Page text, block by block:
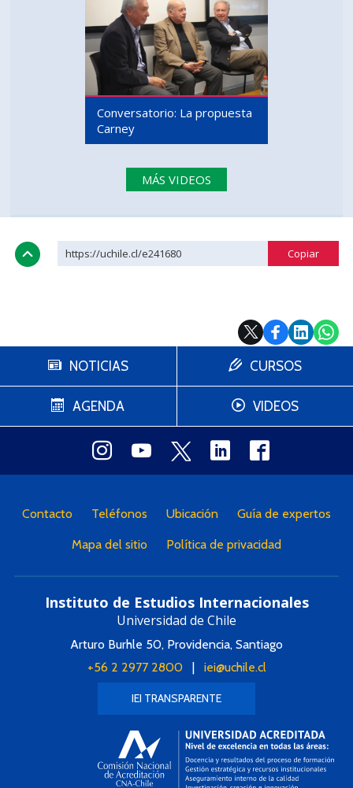
Conversatorio: La propuesta
Carney
MÁS VIDEOS
https://uchile.cl/e241680
NOTICIAS
AGENDA
CURSOS
VIDEOS
Contacto Teléfonos Ubicación Guía de expertos
Mapa del sitio Política de privacidad
Instituto de Estudios Internacionales
Universidad de Chile
Arturo Burhle 50, Providencia, Santiago
+56 2 2977 2800| iei@uchile.cl
IEI TRANSPARENTE